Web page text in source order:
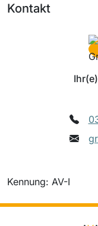
Kontakt
Kennung: AV-I